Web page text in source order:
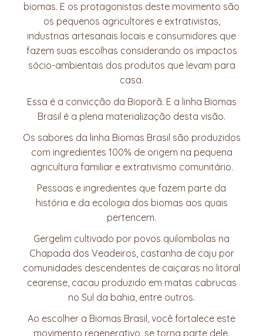
biomas. E os protagonistas deste movimento são
os pequenos agricultores e extrativistas,
industrias artesanais locais e consumidores que
fazem suas escolhas considerando os impactos
sócio-ambientais dos produtos que levam para
casa.
Essa é a convicção da Bioporã. E a linha Biomas
Brasil é a plena materialização desta visão.
Os sabores da linha Biomas Brasil são produzidos
com ingredientes 100% de origem na pequena
agricultura familiar e extrativismo comunitário.
Pessoas e ingredientes que fazem parte da
história e da ecologia dos biomas aos quais
pertencem.
Gergelim cultivado por povos quilombolas na
Chapada dos Veadeiros, castanha de caju por
comunidades descendentes de caiçaras no litoral
cearense, cacau produzido em matas cabrucas
no Sul da bahia, entre outros.
Ao escolher a Biomas Brasil, você fortalece este
movimento regenerativo, se torna parte dele.